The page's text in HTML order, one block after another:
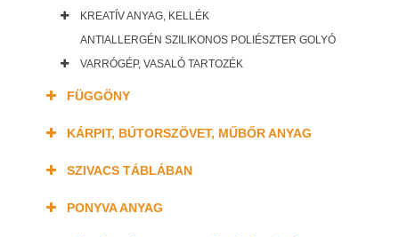
KREATÍV ANYAG, KELLÉK
ANTIALLERGÉN SZILIKONOS POLIÉSZTER GOLYÓ
VARRÓGÉP, VASALÓ TARTOZÉK
FÜGGÖNY
KÁRPIT, BÚTORSZÖVET, MŰBŐR ANYAG
SZIVACS TÁBLÁBAN
PONYVA ANYAG